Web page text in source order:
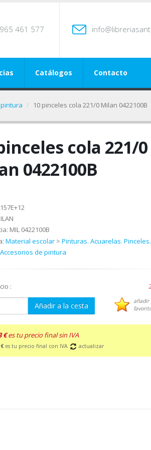
965 461 577
Catálogos Contacto
10 pinceles cola 221/0 Milan 0422100B
cola 221/0
0422100B
MIL 0422100B
Material escolar> Pinturas. Acuarelas. Pinceles.
de pintura
:
Añadir a la cesta
añadir
€es tu precio final sin IVA
es tu precio final con IVA actualizar